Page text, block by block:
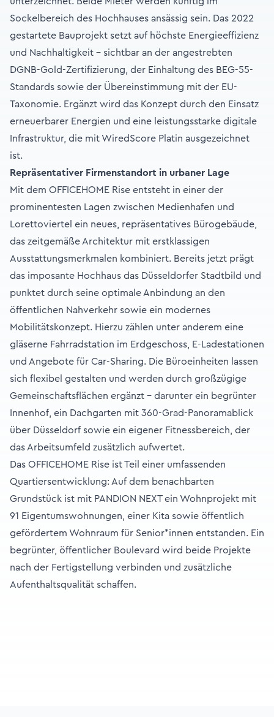
Sockelbereich des Hochhauses ansässig sein. Das 2022
gestartete Bauprojekt setzt auf höchste Energieeffizienz
und Nachhaltigkeit – sichtbar an der angestrebten
DGNB-Gold-Zertifizierung, der Einhaltung des BEG-55-
Standards sowie der Übereinstimmung mit der EU-
Taxonomie. Ergänzt wird das Konzept durch den Einsatz
erneuerbarer Energien und eine leistungsstarke digitale
Infrastruktur, die mit WiredScore Platin ausgezeichnet
ist.
Repräsentativer Firmenstandort in urbaner Lage
Mit dem OFFICEHOME Rise entsteht in einer der
prominentesten Lagen zwischen Medienhafen und
Lorettoviertel ein neues, repräsentatives Bürogebäude,
das zeitgemäße Architektur mit erstklassigen
Ausstattungsmerkmalen kombiniert. Bereits jetzt prägt
das imposante Hochhaus das Düsseldorfer Stadtbild und
punktet durch seine optimale Anbindung an den
öffentlichen Nahverkehr sowie ein modernes
Mobilitätskonzept. Hierzu zählen unter anderem eine
gläserne Fahrradstation im Erdgeschoss, E-Ladestationen
und Angebote für Car-Sharing. Die Büroeinheiten lassen
sich flexibel gestalten und werden durch großzügige
Gemeinschaftsflächen ergänzt – darunter ein begrünter
Innenhof, ein Dachgarten mit 360-Grad-Panoramablick
über Düsseldorf sowie ein eigener Fitnessbereich, der
das Arbeitsumfeld zusätzlich aufwertet.
Das OFFICEHOME Rise ist Teil einer umfassenden
Quartiersentwicklung: Auf dem benachbarten
Grundstück ist mit PANDION NEXT ein Wohnprojekt mit
91 Eigentumswohnungen, einer Kita sowie öffentlich
gefördertem Wohnraum für Senior*innen entstanden. Ein
begrünter, öffentlicher Boulevard wird beide Projekte
nach der Fertigstellung verbinden und zusätzliche
Aufenthaltsqualität schaffen.